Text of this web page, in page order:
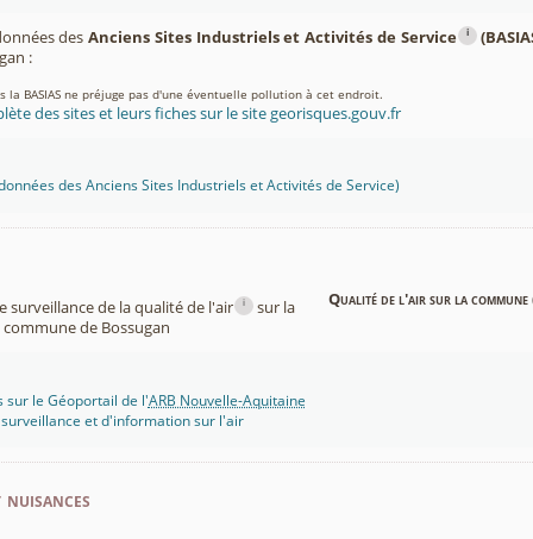
desAnciens Sites Industriels et Activités de Service i
:
BASIAS ne préjuge pas d'une éventuelle pollution à cet endroit.
des sites et leurs fiches sur le site georisques.gouv.fr
des Anciens Sites Industriels et Activités de Service)
surveillance de la qualité de l'air i
sur la
commune de Bossugan
Qualité de l'air sur la commune
sur le Géoportail de l'ARB Nouvelle-Aquitaine
surveillance et d'information sur l'air